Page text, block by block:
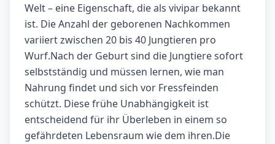
Welt – eine Eigenschaft, die als vivipar bekannt
ist. Die Anzahl der geborenen Nachkommen
variiert zwischen 20 bis 40 Jungtieren pro
Wurf.Nach der Geburt sind die Jungtiere sofort
selbstständig und müssen lernen, wie man
Nahrung findet und sich vor Fressfeinden
schützt. Diese frühe Unabhängigkeit ist
entscheidend für ihr Überleben in einem so
gefährdeten Lebensraum wie dem ihren.Die